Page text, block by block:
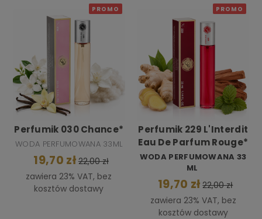
PROMO
Perfumik 030 Chance*
WODA PERFUMOWANA 33ML
19,70 zł 22,00 zł
zawiera 23% VAT, bez
kosztów dostawy
PROMO
Perfumik 229 L'Interdit
Eau De Parfum Rouge*
WODA PERFUMOWANA 33
ML
19,70 zł 22,00 zł
zawiera 23% VAT, bez
kosztów dostawy